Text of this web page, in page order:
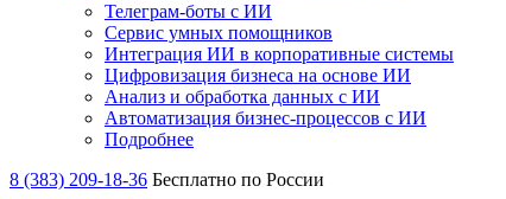
Телеграм-боты с ИИ
Сервис умных помощников
Интеграция ИИ в корпоративные системы
Цифровизация бизнеса на основе ИИ
Анализ и обработка данных с ИИ
Автоматизация бизнес-процессов с ИИ
Подробнее
8 (383) 209-18-36 Бесплатно по России